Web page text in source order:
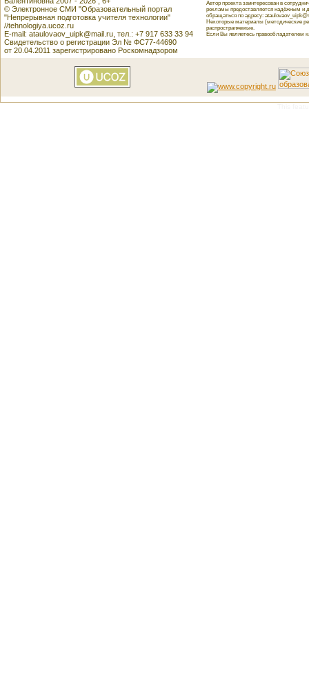
© Электронное СМИ "Образовательный портал
"Непрерывная подготовка учителя технологии"
//tehnologiya.ucoz.ru
E-mail: ataulovaov_uipk@mail.ru, тел.: +7 917 633 33 94
Свидетельство о регистрации Эл № ФС77-44690
от 20.04.2011 зарегистрировано Роскомнадзором
Автор проекта заинтересован в
рекламы предоставляется надёжным и
обращаться по адресу:
Некоторые материалы (методические
распространяемые.
Если Вы являетесь правообладателем